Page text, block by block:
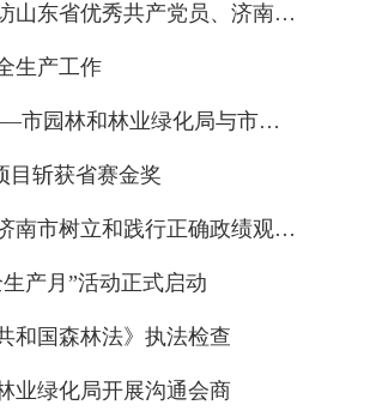
济南园林安全守护先锋——专访山东省优秀共产党员、济南市国有柳埠林场护林人王守焕
生产工作
传承红色基因 共建绿色泉城——市园林和林业绿化局与市委市直机关工委联合开展庆祝建党105周年主题党日活动
目斩获省赛金奖
市园林和林业绿化局组织参观济南市树立和践行正确政绩观学习教育专题展
产月”活动正式启动
和国森林法》执法检查
业绿化局开展沟通会商